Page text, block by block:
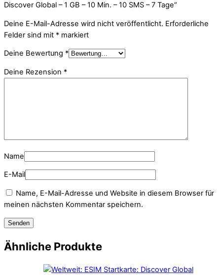
Discover Global – 1 GB – 10 Min. – 10 SMS – 7 Tage“
Deine E-Mail-Adresse wird nicht veröffentlicht. Erforderliche
Felder sind mit * markiert
Deine Bewertung *
Deine Rezension *
Name
E-Mail
Name, E-Mail-Adresse und Website in diesem Browser für
meinen nächsten Kommentar speichern.
Ähnliche Produkte